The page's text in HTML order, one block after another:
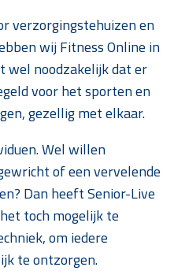
verzorgingstehuizen en
wij Fitness Online in
wel noodzakelijk dat er
voor het sporten en
gezellig met elkaar.
Wel willen
of een vervelende
Dan heeft Senior-Live
toch mogelijk te
om iedere
te ontzorgen.